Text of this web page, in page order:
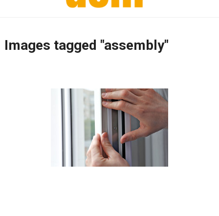
Images tagged "assembly"